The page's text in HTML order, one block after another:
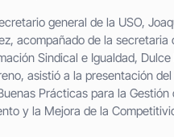
general de la USO,
acompañado de la secretaria
Sindical e Igualdad, Dulce
asistió a la presentación
Prácticas para la Gestión
y la Mejora de la